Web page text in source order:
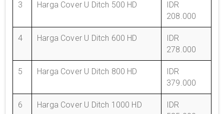
3 Harga Cover U Ditch 500 HD
IDR
208.000
4 Harga Cover U Ditch 600 HD
IDR
278.000
5 Harga Cover U Ditch 800 HD
IDR
379.000
6 Harga Cover U Ditch 1000 HD
IDR